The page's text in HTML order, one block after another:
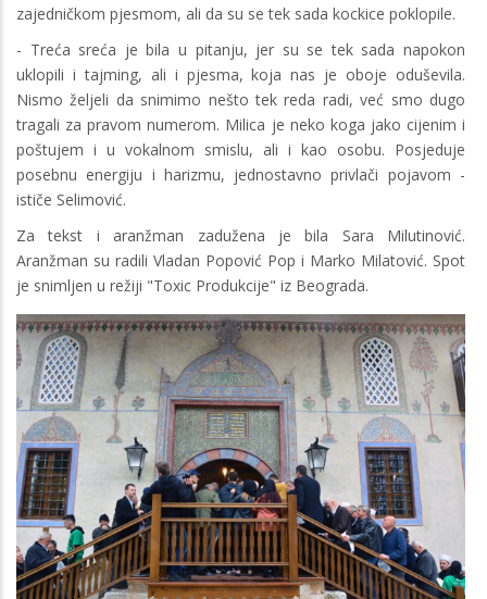
zajedničkom pjesmom, ali da su se tek sada kockice poklopile.
- Treća sreća je bila u pitanju, jer su se tek sada napokon
uklopili i tajming, ali i pjesma, koja nas je oboje oduševila.
Nismo željeli da snimimo nešto tek reda radi, već smo dugo
tragali za pravom numerom. Milica je neko koga jako cijenim i
poštujem i u vokalnom smislu, ali i kao osobu. Posjeduje
posebnu energiju i harizmu, jednostavno privlači pojavom -
ističe Selimović.
Za tekst i aranžman zadužena je bila Sara Milutinović.
Aranžman su radili Vladan Popović Pop i Marko Milatović. Spot
je snimljen u režiji "Toxic Produkcije" iz Beograda.
Image